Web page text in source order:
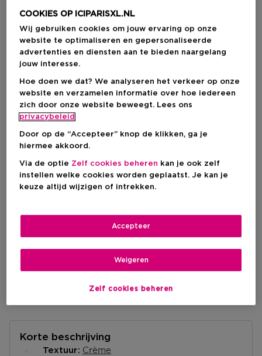
60 ML Op voorraad
Kortingsprijs
€ 99,37
Productprijs
€ 132,50
Kortingsprijs
€ 99,37
Productprijs
€ 132,50
IN WINKELMANDJE
Op voorraad-
Selecteer een winkel
Korte beschrijving
Textuur Crème
COOKIES OP ICIPARISXL.NL
Wij gebruiken cookies om jouw ervaring op onze
website te optimaliseren en gepersonaliseerde
advertenties en diensten aan te bieden naargelang
jouw interesse.
Hoe doen we dat? We analyseren het verkeer op onze
website en verzamelen informatie over hoe iedereen
zich door onze website beweegt. Lees ons
privacybeleid
Door op de “Accepteer” knop de klikken, ga je
hiermee akkoord.
Via de optie Zelf cookies beheren kan je ook zelf
instellen welke cookies worden geplaatst. Je kan je
keuze altijd wijzigen of intrekken.
Zelf cookies beheren
Weigeren
Accepteer